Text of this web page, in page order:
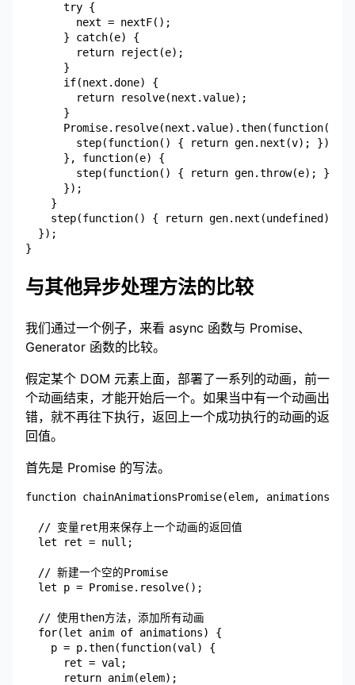
      try {
        next = nextF();
      } catch(e) {
        return reject(e);
      }
      if(next.done) {
        return resolve(next.value);
      }
      Promise.resolve(next.value).then(function(v) {
        step(function() { return gen.next(v); });
      }, function(e) {
        step(function() { return gen.throw(e); });
      });
    }
step(function() { return gen.next(undefined);
  });
与其他异步处理方法的比较
我们通过一个例子，来看 async 函数与 Promise、
Generator 函数的比较。
假定某个 DOM 元素上面，部署了一系列的动画，前一
个动画结束，才能开始后一个。如果当中有一个动画出
错，就不再往下执行，返回上一个成功执行的动画的返
回值。
首先是 Promise 的写法。
function chainAnimationsPromise(elem, animations) {
  // 变量ret用来保存上一个动画的返回值
  let ret = null;
  // 新建一个空的Promise
  let p = Promise.resolve();
  // 使用then方法，添加所有动画
  for(let anim of animations) {
    p = p.then(function(val) {
      ret = val;
      return anim(elem);